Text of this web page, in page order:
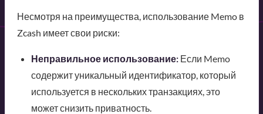
Несмотря на преимущества, использование Memo в
Zcash имеет свои риски:
Неправильное использование:Если Memo
содержит уникальный идентификатор, который
используется в нескольких транзакциях, это
может снизить приватность.